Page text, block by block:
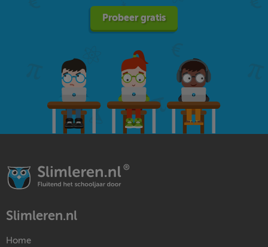
Probeer gratis
Slimleren.nl
Home